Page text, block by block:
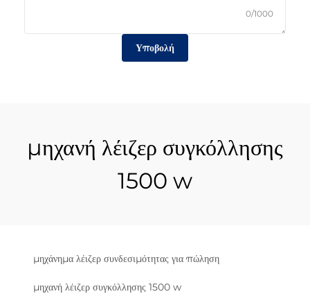
0/1000
Υποβολή
μηχανή λέιζερ συγκόλλησης
1500 w
μηχάνημα λέιζερ συνδεσιμότητας για πώληση
μηχανή λέιζερ συγκόλλησης 1500 w